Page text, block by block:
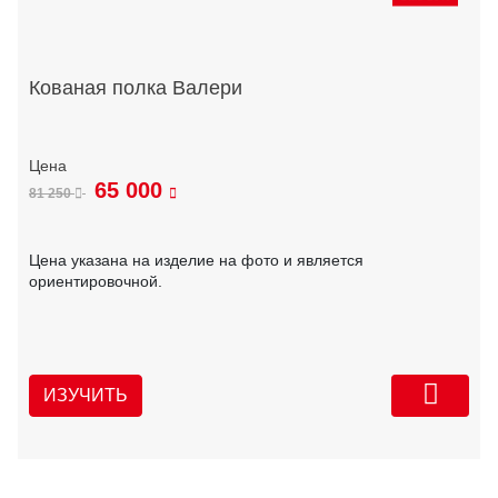
Кованая полка Валери
81 250 65 000
Цена указана на изделие на фото и является
ориентировочной.
ИЗУЧИТЬ